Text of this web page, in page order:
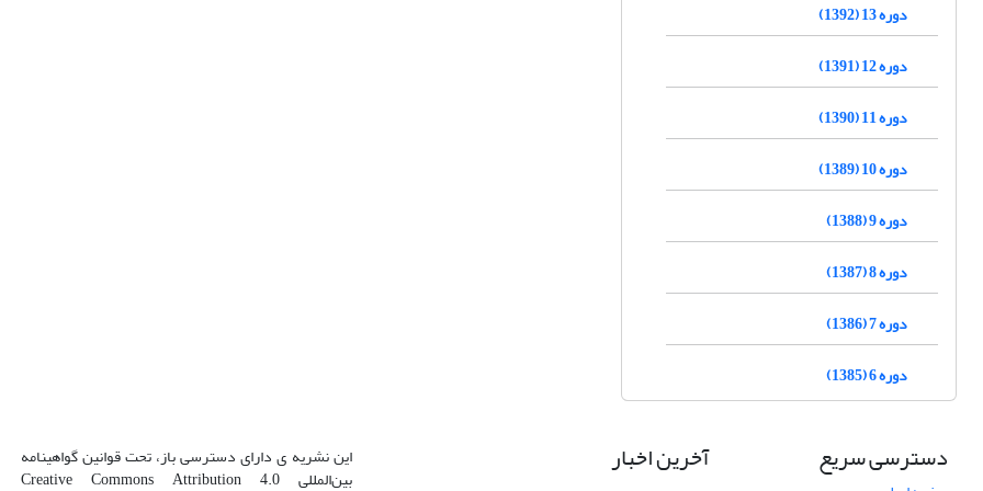
دوره 13 (1392)
دوره 12 (1391)
دوره 11 (1390)
دوره 10 (1389)
دوره 9 (1388)
دوره 8 (1387)
دوره 7 (1386)
دوره 6 (1385)
دسترسی سریع آخرین اخبار این نشریه ی دارای دسترسی باز، تحت قوانین گواهینامه
بین‌المللی Creative Commons Attribution 4.0